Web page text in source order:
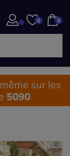
0 0
sur les
5090